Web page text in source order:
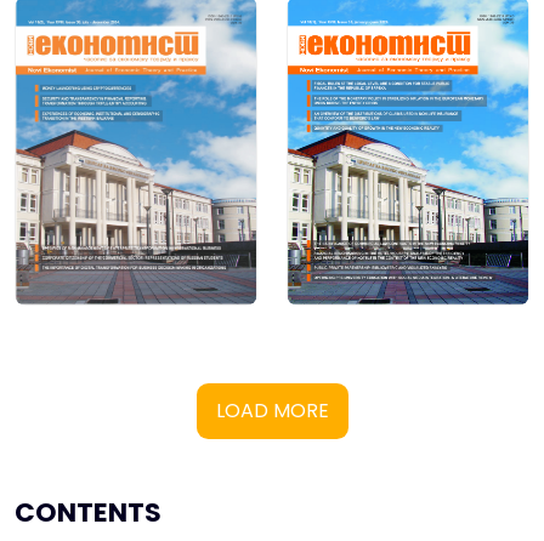
LOAD MORE
CONTENTS